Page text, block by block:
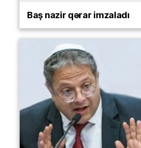
Baş nazir qərar imzaladı